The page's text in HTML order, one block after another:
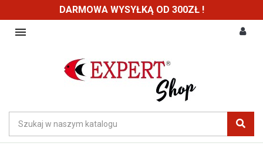
DARMOWA WYSYŁKĄ OD 300ZŁ !
